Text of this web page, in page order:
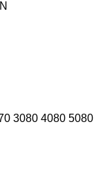
3080 4080 5080